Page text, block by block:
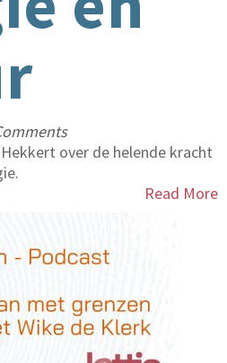
over de helende kracht
Read More